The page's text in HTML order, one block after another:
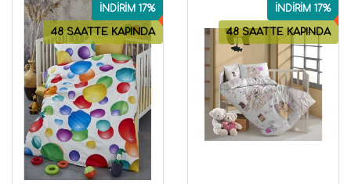
48 SAATTE KAPINDA
İNDİRİM 17%
48 SAATTE KAPINDA
İNDİRİM 17%